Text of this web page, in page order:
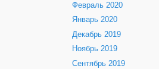
Февраль 2020
Январь 2020
Декабрь 2019
Ноябрь 2019
Сентябрь 2019